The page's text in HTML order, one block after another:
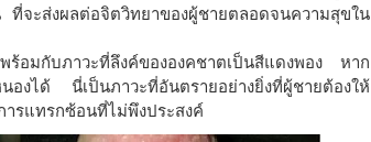
จะส่งผลต่อจิตวิทยาของผู้ชายตลอดจนความสุขใน
ร้อมกับภาวะที่ลึงค์ขององคชาตเป็นสีแดงพอง หาก
นองได้ นี่เป็นภาวะที่อันตรายอย่างยิ่งที่ผู้ชายต้องให้
ารแทรกซ้อนที่ไม่พึงประสงค์